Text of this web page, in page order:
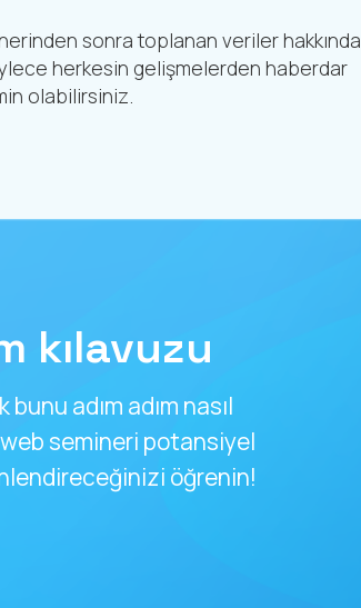
sonra toplanan veriler hakkında
herkesin gelişmelerden haberdar
olabilirsiniz.
kılavuzu
adım adım nasıl
web semineri potansiyel
öğrenin!